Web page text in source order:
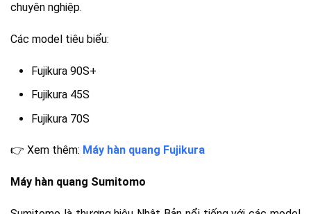
chuyên nghiệp.
Các model tiêu biểu:
Fujikura 90S+
Fujikura 45S
Fujikura 70S
👉 Xem thêm: Máy hàn quang Fujikura
Máy hàn quang Sumitomo